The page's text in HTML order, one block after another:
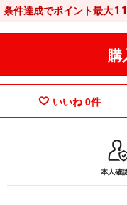
条件達成でポイント最大11
購
いいね 0件
本人確